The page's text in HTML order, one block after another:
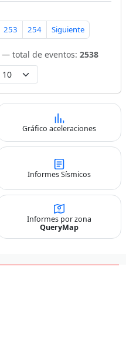
253 254 Siguiente
— total de eventos: 2538
Gráfico aceleraciones
Informes Sísmicos
Informes por zona
QueryMap